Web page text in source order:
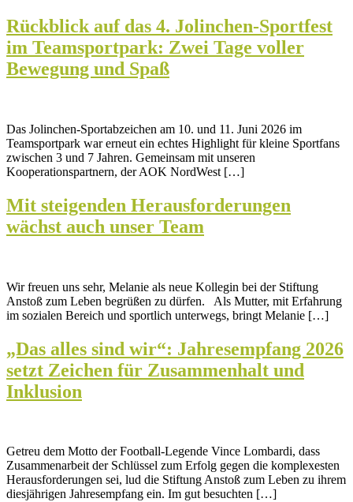
Rückblick auf das 4. Jolinchen‑Sportfest
im Teamsportpark: Zwei Tage voller
Bewegung und Spaß
Das Jolinchen-Sportabzeichen am 10. und 11. Juni 2026 im
Teamsportpark war erneut ein echtes Highlight für kleine Sportfans
zwischen 3 und 7 Jahren. Gemeinsam mit unseren
Kooperationspartnern, der AOK NordWest […]
Mit steigenden Herausforderungen
wächst auch unser Team
Wir freuen uns sehr, Melanie als neue Kollegin bei der Stiftung
Anstoß zum Leben begrüßen zu dürfen. Als Mutter, mit Erfahrung
im sozialen Bereich und sportlich unterwegs, bringt Melanie […]
„Das alles sind wir“: Jahresempfang 2026
setzt Zeichen für Zusammenhalt und
Inklusion
Getreu dem Motto der Football-Legende Vince Lombardi, dass
Zusammenarbeit der Schlüssel zum Erfolg gegen die komplexesten
Herausforderungen sei, lud die Stiftung Anstoß zum Leben zu ihrem
diesjährigen Jahresempfang ein. Im gut besuchten […]